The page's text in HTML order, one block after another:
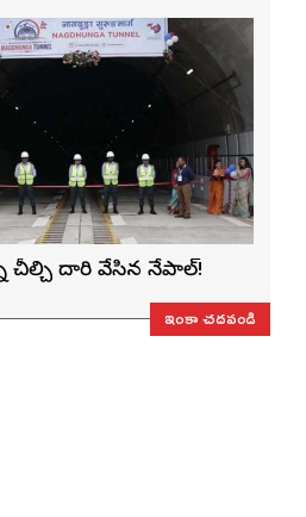
దారి వేసిన నేపాల్!
ఇంకా చదవండి